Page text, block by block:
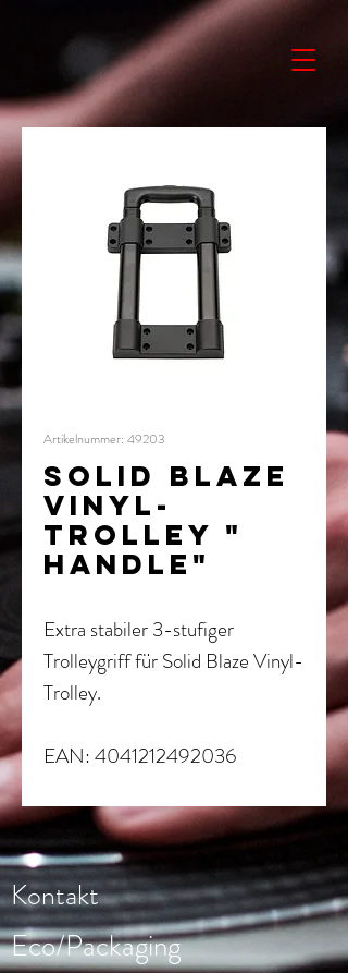
Artikelnummer: 49203
Solid Blaze
Vinyl-
Trolley "
Handle"
Extra stabiler 3-stufiger
Trolleygriff für Solid Blaze Vinyl-
Trolley.
EAN: 4041212492036
Kontakt
Eco/Packaging